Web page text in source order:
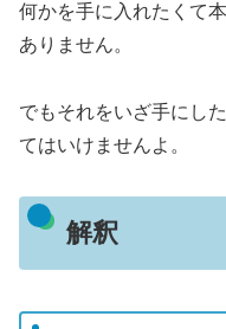
何かを手に入れたくて
ありません。
でもそれをいざ手にし
てはいけませんよ。
解釈